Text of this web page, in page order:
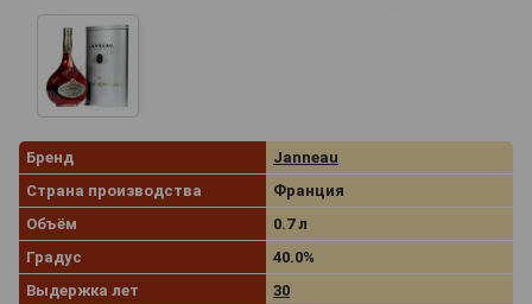
Бренд
Janneau
Страна производства
Франция
Объём
0.7 л
Градус
40.0%
Выдержка лет
30